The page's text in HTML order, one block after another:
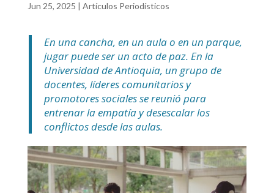
Jun 25, 2025 | Artículos Periodísticos
En una cancha, en un aula o en un parque,
jugar puede ser un acto de paz. En la
Universidad de Antioquia, un grupo de
docentes, líderes comunitarios y
promotores sociales se reunió para
entrenar la empatía y desescalar los
conflictos desde las aulas.